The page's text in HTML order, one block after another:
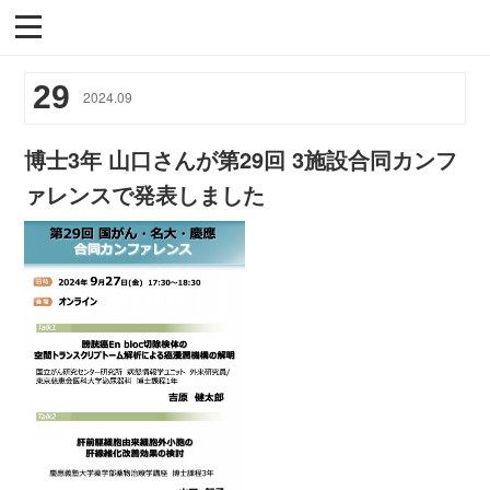
29 2024.09
博士3年 山口さんが第29回 3施設合同カンフ
ァレンスで発表しました